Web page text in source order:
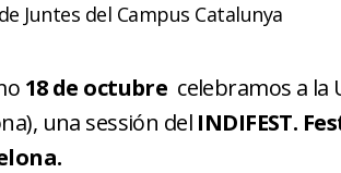
Juntes del Campus Catalunya
18 de octubre celebramos a la
una sessión del INDIFEST.